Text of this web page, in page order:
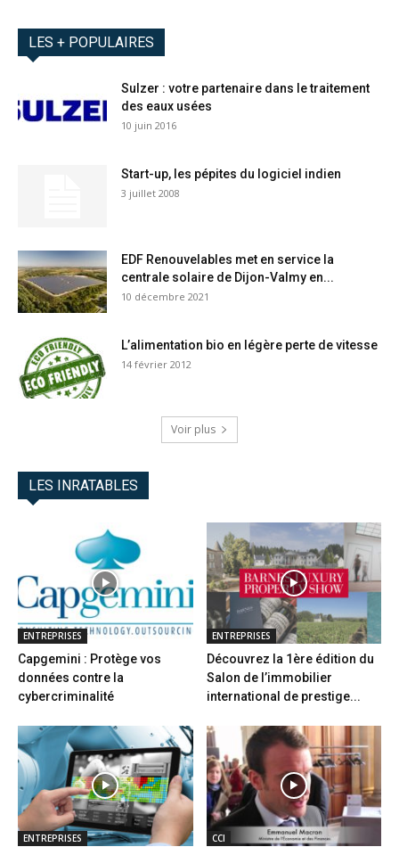
LES + POPULAIRES
Sulzer : votre partenaire dans le traitement
des eaux usées
10 juin 2016
Start-up, les pépites du logiciel indien
3 juillet 2008
EDF Renouvelables met en service la
centrale solaire de Dijon-Valmy en...
10 décembre 2021
L’alimentation bio en légère perte de vitesse
14 février 2012
Voir plus
LES INRATABLES
ENTREPRISES
Capgemini : Protège vos
données contre la
cybercriminalité
ENTREPRISES
Découvrez la 1ère édition du
Salon de l’immobilier
international de prestige...
ENTREPRISES CCI